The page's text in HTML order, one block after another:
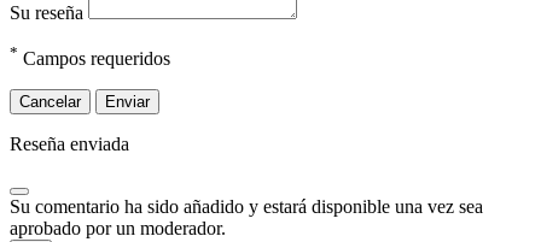
Su reseña
* Campos requeridos
Cancelar Enviar
Reseña enviada
Su comentario ha sido añadido y estará disponible una vez sea
aprobado por un moderador.